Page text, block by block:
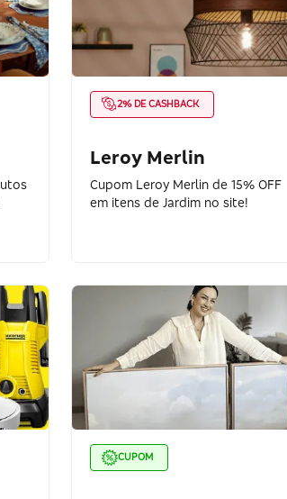
2% DE CASHBACK
Leroy Merlin
Cupom Leroy Merlin de 15% OFF
em itens de Jardim no site!
CUPOM